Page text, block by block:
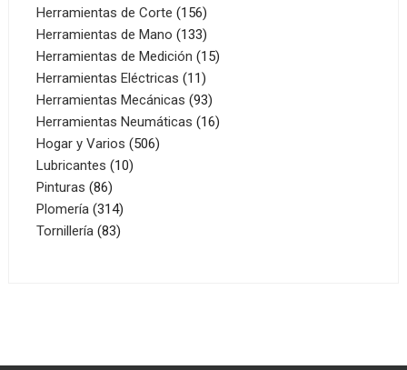
Herramientas de Corte 156156
productos
Herramientas de Mano 133133
productos
Herramientas de Medición 1515
Herramientas Eléctricas 1111
productos
Herramientas Mecánicas 9393
productos
Herramientas Neumáticas 1616
Hogar y Varios 506506
Lubricantes 1010
Pinturas 8686
productos
Plomería 314314
productos
Tornillería 8383